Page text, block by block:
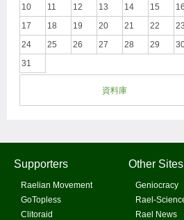
10
11 12 13 14 15
16
17
18 19 20 21 22
23
24
25 26 27 28 29
31
資料庫
Supporters
Raelian Movement
GoTopless
Clitoraid
Other Sites
Geniocracy
Rael-
Rael News